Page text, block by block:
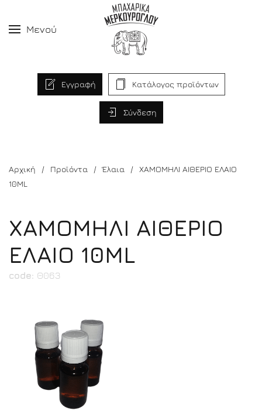
Μενού
Εγγραφή Κατάλογος προϊόντων
Σύνδεση
Αρχική Προϊόντα Έλαια
ΧΑΜΟΜΗΛΙ ΑΙΘΕΡΙΟ ΕΛΑΙΟ
10ML
ΧΑΜΟΜΗΛΙ ΑΙΘΕΡΙΟ
ΕΛΑΙΟ 10ML
code: Θ063